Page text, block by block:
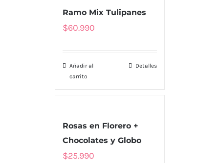
Ramo Mix Tulipanes
$60.990
Añadir al
carrito
Detalles
Rosas en Florero +
Chocolates y Globo
$25.990